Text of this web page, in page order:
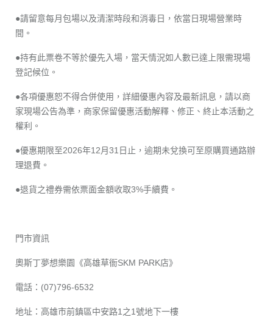
●請留意每月包場以及清潔時段和消毒日，依當日現場營業時
間。
●持有此票卷不等於優先入場，當天情況如人數已達上限需現場
登記候位。
●各項優惠恕不得合併使用，詳細優惠內容及最新訊息，請以商
家現場公告為準，商家保留優惠活動解釋、修正、終止本活動之
權利。
●優惠期限至2026年12月31日止，逾期未兌換可至原購買通路辦
理退費。
●退貨之禮券需依票面金額收取3%手續費。
門市資訊
奧斯丁夢想樂園《高雄草衙SKM PARK店》
電話：(07)796-6532
地址：高雄市前鎮區中安路1之1號地下一樓